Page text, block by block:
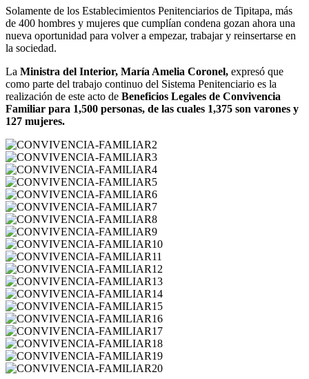
Solamente de los Establecimientos Penitenciarios de Tipitapa, más
de 400 hombres y mujeres que cumplían condena gozan ahora una
nueva oportunidad para volver a empezar, trabajar y reinsertarse en
la sociedad.
La Ministra del Interior, María Amelia Coronel, expresó que
como parte del trabajo continuo del Sistema Penitenciario es la
realización de este acto de Beneficios Legales de Convivencia
Familiar para 1,500 personas, de las cuales 1,375 son varones y
127 mujeres.